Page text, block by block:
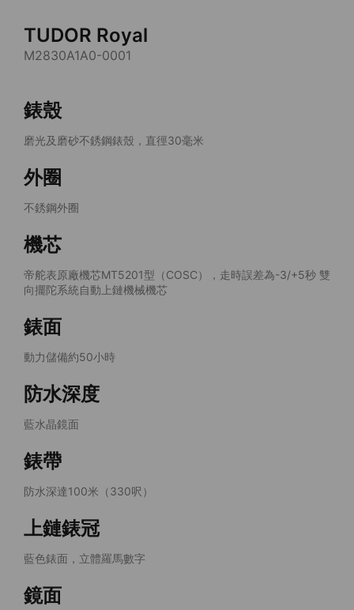
TUDOR Royal
M2830A1A0-0001
錶殼
磨光及磨砂不銹鋼錶殼，直徑30毫米
外圈
不銹鋼外圈
機芯
帝舵表原廠機芯MT5201型（COSC），走時誤差為-3/+5秒 雙
向擺陀系統自動上鏈機械機芯
錶面
動力儲備約50小時
防水深度
藍水晶鏡面
錶帶
防水深達100米（330呎）
上鏈錶冠
藍色錶面，立體羅馬數字
鏡面